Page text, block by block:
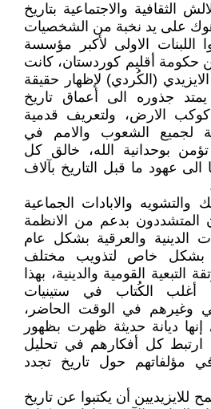
الثقافية والاجتماعية بتاريخ
دهوك على يد نخبة من الشخصيات
اللبنات الاولى لأكبر مؤسسة
حكومة أقليم كوردستان، كانت
(الكُردي) لإظهار حقيقة
جذوره الى أعماق تاريخ
الارض، ولتعريف قدمية
لجميع الشعوب والامم في
تؤمن بوحدانية الله، خالق كل
عهود ما قبل التاريخ بآلاف
والابادات الجماعية
المتشددون بدعم من الانظمة
الدينية والعرقية بشكل عام
بشكل خاص لتذويب مختلف
القومية والدينية، بهذا
أغلب الكُتاب في ستينيات
وغيرهم في الوقت الحاضر،
إنها ديانة حديثة ظهرت بظهور
ارتبط كل أفكارهم في تحليل
في مؤلفاتهم حول تاريخ تجدد
أن يكتبوا عن تاريخ